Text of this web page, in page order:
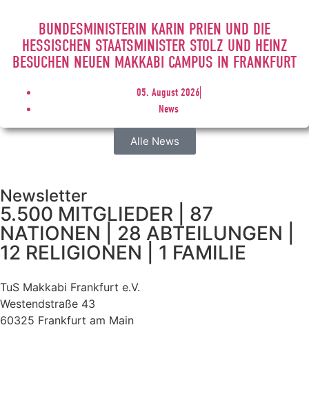
BUNDESMINISTERIN KARIN PRIEN UND DIE
HESSISCHEN STAATSMINISTER STOLZ UND HEINZ
BESUCHEN NEUEN MAKKABI CAMPUS IN FRANKFURT
05. August 2026
News
Alle News
Newsletter
5.500 MITGLIEDER | 87
NATIONEN | 28 ABTEILUNGEN |
12 RELIGIONEN | 1 FAMILIE
TuS Makkabi Frankfurt e.V.
Westendstraße 43
60325 Frankfurt am Main